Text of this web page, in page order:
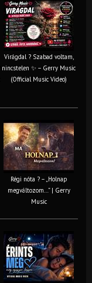
Virágdal ? Szabad voltam,
nincstelen ✨ – Gerry Music
(Official Music Video)
Régi nóta ? – „Holnap
megváltozom…” | Gerry
Music